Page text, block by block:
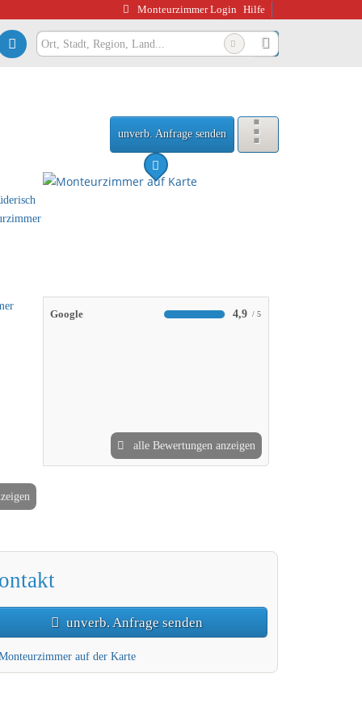
Monteurzimmer Login Hilfe
unverb. Anfrage senden
Google 4,9
alle Bewertungen anzeigen
unverb. Anfrage senden
auf der Karte